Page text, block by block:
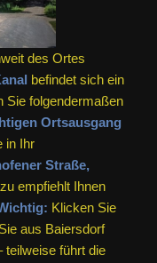
des Ortes
befindet sich ein
Sie folgendermaßen
Ortsausgang
in Ihr
Straße,
empfiehlt Ihnen
Klicken Sie
aus Baiersdorf
teilweise führt die